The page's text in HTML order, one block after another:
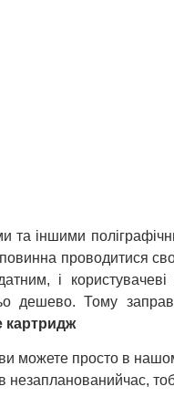
та іншими
проводитися
і
дешево. Тому
картридж
можете просто в
незапланованийчас,